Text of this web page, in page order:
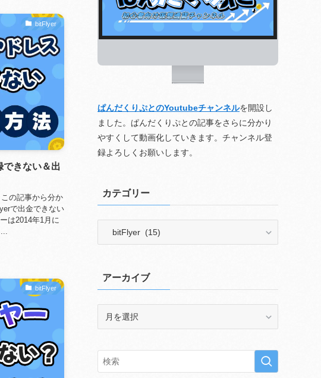
bitFlyer
できない＆出
の記事から分か
で出金できない
は2014年1月に
bitFlyer
ぱんだくりぷとのYoutubeチャンネルを開設し
ました。ぱんだくりぷとの記事をさらに分かり
やすくして動画化していきます。チャンネル登
録よろしくお願いします。
カテゴリー
ーアーカイブ
イ
ブ